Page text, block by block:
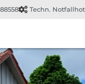
Techn.